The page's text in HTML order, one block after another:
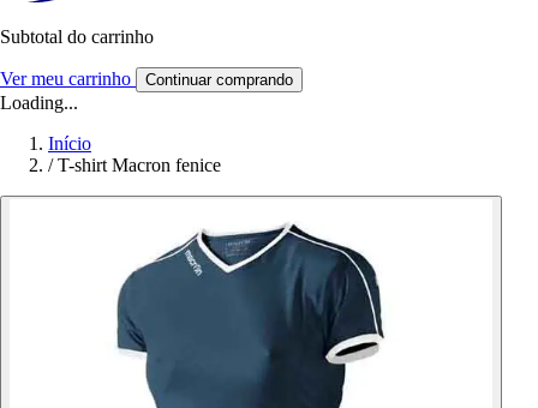
Subtotal do carrinho
Ver meu carrinho Continuar comprando
Loading...
Início
/ T-shirt Macron fenice